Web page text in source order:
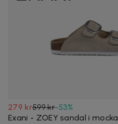
279 kr599 kr-53%
Exani - ZOEY sandal i mocka